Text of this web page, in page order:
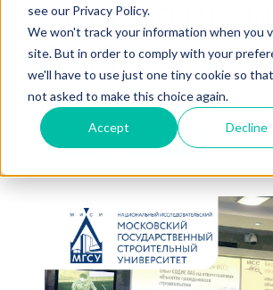
see our Privacy Policy.
We won't track your information when you
site. But in order to comply with your
we'll have to use just one tiny cookie so
not asked to make this choice again.
Accept Decline
НА КОНФЕРЕНЦИИ
В МГСУ
Создано:SODIS Lab— 03.04.2026 23:39:54
КОНФЕРЕЦИЯ